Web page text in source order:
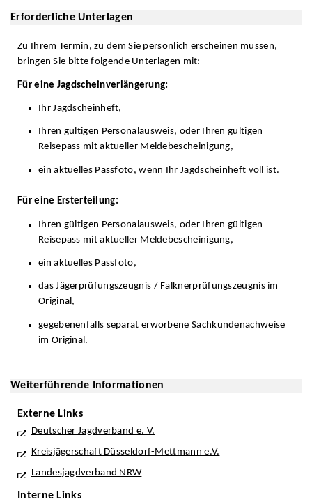
Erforderliche Unterlagen
Zu Ihrem Termin, zu dem Sie persönlich erscheinen müssen,
bringen Sie bitte folgende Unterlagen mit:
Für eine Jagdscheinverlängerung:
Ihr Jagdscheinheft,
Ihren gültigen Personalausweis, oder Ihren gültigen
Reisepass mit aktueller Meldebescheinigung,
ein aktuelles Passfoto, wenn Ihr Jagdscheinheft voll ist.
Für eine Ersterteilung:
Ihren gültigen Personalausweis, oder Ihren gültigen
Reisepass mit aktueller Meldebescheinigung,
ein aktuelles Passfoto,
das Jägerprüfungszeugnis / Falknerprüfungszeugnis im
Original,
gegebenenfalls separat erworbene Sachkundenachweise
im Original.
Weiterführende Informationen
Externe Links
Deutscher Jagdverband e. V.
Kreisjägerschaft Düsseldorf-Mettmann e.V.
Landesjagdverband NRW
Interne Links